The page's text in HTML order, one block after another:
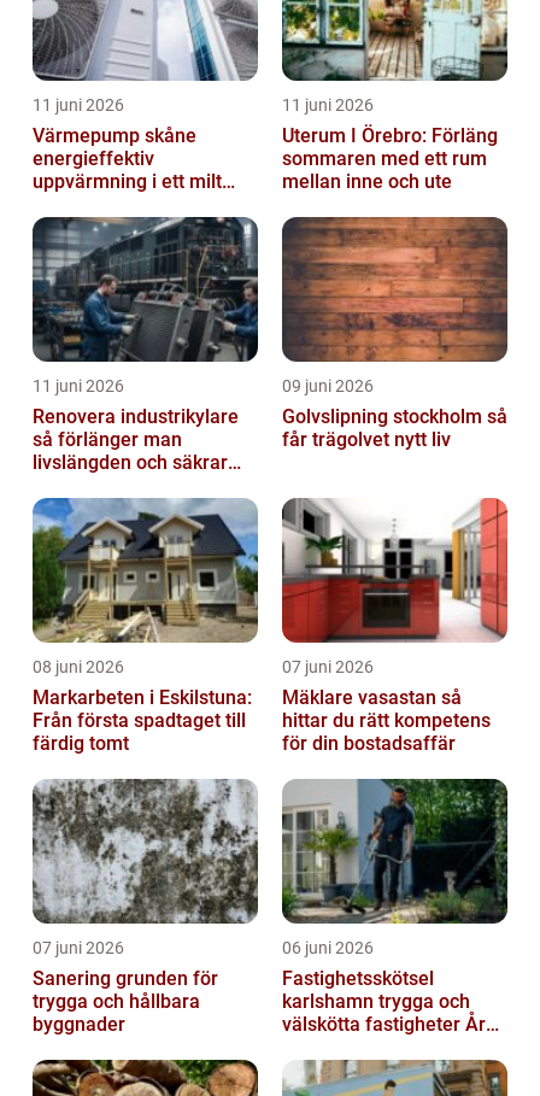
11 juni 2026
Värmepump skåne
energieffektiv
uppvärmning i ett milt
11 juni 2026
Uterum I Örebro: Förläng
sommaren med ett rum
mellan inne och ute
11 juni 2026
Renovera industrikylare
så förlänger man
livslängden och säkrar
09 juni 2026
Golvslipning stockholm så
får trägolvet nytt liv
08 juni 2026
Markarbeten i Eskilstuna:
Från första spadtaget till
färdig tomt
07 juni 2026
Mäklare vasastan så
hittar du rätt kompetens
för din bostadsaffär
07 juni 2026
Sanering grunden för
trygga och hållbara
byggnader
06 juni 2026
Fastighetsskötsel
karlshamn trygga och
välskötta fastigheter Året